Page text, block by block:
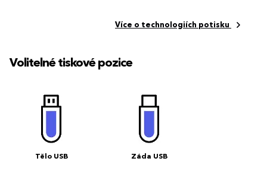
Více o technologiích potisku
Volitelné tiskové pozice
Tělo USB Záda USB